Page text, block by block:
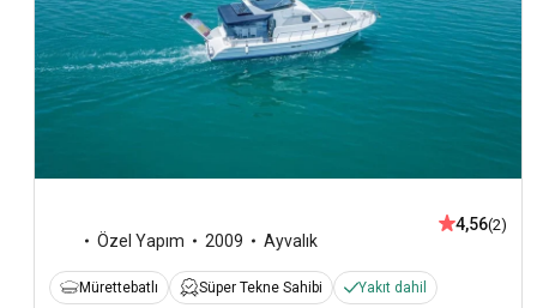
Özel Yapım 2009 Ayvalık
4,56(2)
Mürettebatlı Süper Tekne Sahibi Yakıt dahil